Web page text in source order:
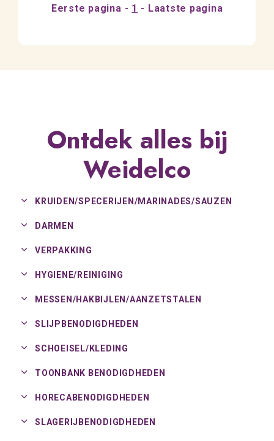
Eerste pagina 1 Laatste pagina
Ontdek alles bij
Weidelco
KRUIDEN/SPECERIJEN/MARINADES/SAUZEN
DARMEN
VERPAKKING
HYGIENE/ REINIGING
MESSEN/HAKBIJLEN/AANZETSTALEN
SLIJPBENODIGDHEDEN
SCHOEISEL/ KLEDING
TOONBANK BENODIGDHEDEN
HORECABENODIGDHEDEN
SLAGERIJBENODIGDHEDEN